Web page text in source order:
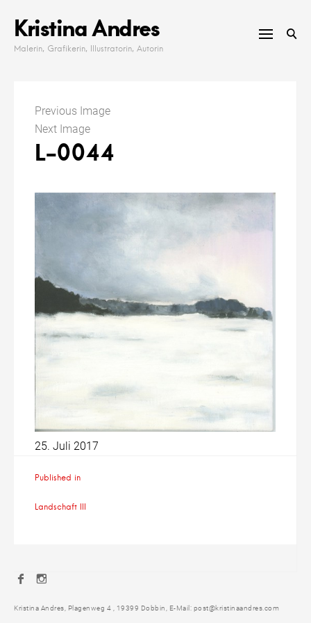
content
Kristina Andres
Malerin, Grafikerin, Illustratorin, Autorin
Previous Image
Next Image
L-0044
25. Juli 2017
Published in
Landschaft III
Facebook
Kristina Andres, Plagenweg 4 , 19399 Dobbin, E-Mail: post@kristinaandres.com